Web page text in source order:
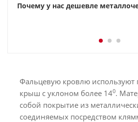
Почему у нас дешевле
Фальцевую кровлю используют
крыш с уклоном более 140.
собой покрытие из
соединяемых посредством